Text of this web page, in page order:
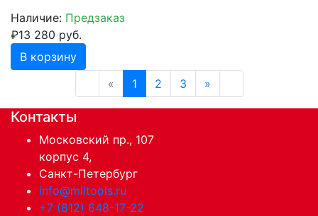
Наличие: Предзаказ
₽13 280 руб.
В корзину
«
1 2 3 »
Контакты
Московский пр., 107
корпус 4,
Санкт-Петербург
info@miltools.ru
+7 (812) 648-17-22